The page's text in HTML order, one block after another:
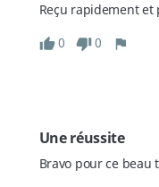
Reçu rapidement et
0
0
Une réussite
Bravo pour ce